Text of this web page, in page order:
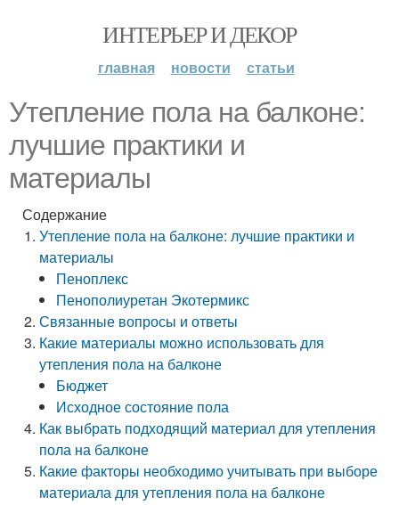
ИНТЕРЬЕР И ДЕКОР
главная новости статьи
Утепление пола на балконе:
лучшие практики и
материалы
Содержание
Утепление пола на балконе: лучшие практики и
материалы
Пеноплекс
Пенополиуретан Экотермикс
Связанные вопросы и ответы
Какие материалы можно использовать для
утепления пола на балконе
Бюджет
Исходное состояние пола
Как выбрать подходящий материал для утепления
пола на балконе
Какие факторы необходимо учитывать при выборе
материала для утепления пола на балконе